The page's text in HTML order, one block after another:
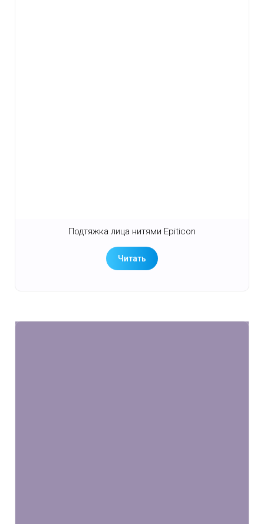
Подтяжка лица нитями Epiticon
Читать